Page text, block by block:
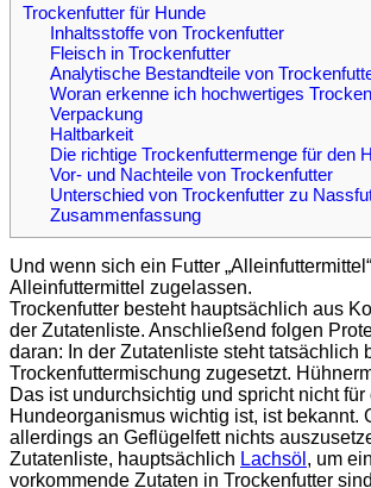
Trockenfutter für Hunde
Inhaltsstoffe von Trockenfutter
Fleisch in Trockenfutter
Analytische Bestandteile von
Woran erkenne ich hochwertiges
Verpackung
Haltbarkeit
Die richtige Trockenfuttermenge für den
Vor- und Nachteile von Trockenfutter
Unterschied von Trockenfutter zu
Zusammenfassung
Und wenn sich ein Futter
Alleinfuttermittel zugelassen.
Trockenfutter besteht hauptsächlich aus
der Zutatenliste. Anschließend folgen
daran: In der Zutatenliste steht
Trockenfuttermischung zugesetzt.
Das ist undurchsichtig und spricht nicht
Hundeorganismus wichtig ist, ist bekannt.
allerdings an Geflügelfett nichts
Zutatenliste, hauptsächlich Lachsöl , um
vorkommende Zutaten in Trockenfutter